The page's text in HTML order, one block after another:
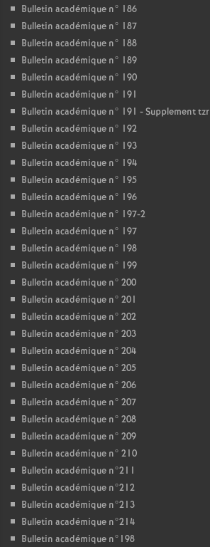
Bulletin académique n° 186
Bulletin académique n° 187
Bulletin académique n° 188
Bulletin académique n° 189
Bulletin académique n° 190
Bulletin académique n° 191
Bulletin académique n° 191 - Supplement tzr
Bulletin académique n° 192
Bulletin académique n° 193
Bulletin académique n° 194
Bulletin académique n° 195
Bulletin académique n° 196
Bulletin académique n° 197-2
Bulletin académique n° 197
Bulletin académique n° 198
Bulletin académique n° 199
Bulletin académique n° 200
Bulletin académique n° 201
Bulletin académique n° 202
Bulletin académique n° 203
Bulletin académique n° 204
Bulletin académique n° 205
Bulletin académique n° 206
Bulletin académique n° 207
Bulletin académique n° 208
Bulletin académique n° 209
Bulletin académique n° 210
Bulletin académique n°211
Bulletin académique n°212
Bulletin académique n°213
Bulletin académique n°214
Bulletin académique n°198